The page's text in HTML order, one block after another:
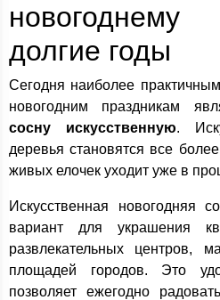
долгие годы
Сегодня наиболее
новогодним праздникам
сосну искусственную.
деревья становятся все
живых елочек уходит уже в
Искусственная новогодняя
вариант для украшения
развлекательных центров,
площадей городов. Это
позволяет ежегодно